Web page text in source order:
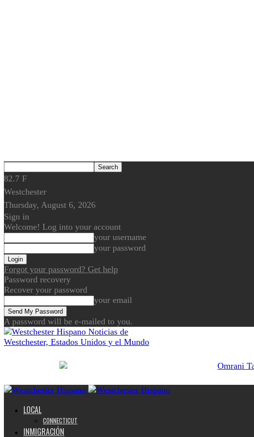
82.7 F
Westchester
Thursday, August 6, 2026
Sign in
Welcome! Log into your account
your username
your password
Forgot your password? Get help
Password recovery
Recover your password
your email
A password will be e-mailed to you.
Noticias de
Westchester, Estados Unidos y el Mundo
LOCAL
CONNECTICUT
INMIGRACIÓN